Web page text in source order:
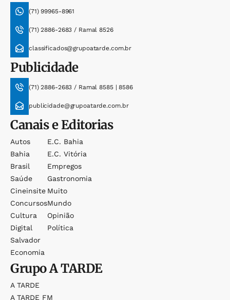
(71) 99965-8961
(71) 2886-2683 / Ramal 8526
classificados@grupoatarde.com.br
Publicidade
(71) 2886-2683 / Ramal 8585 | 8586
publicidade@grupoatarde.com.br
Canais e Editorias
Autos
Bahia
Brasil
Saúde
Cineinsite
Concursos
Cultura
Digital
Salvador
Economia
E.c. Bahia
E.c. Vitória
Empregos
Gastronomia
Muito
Mundo
Opinião
Política
GrupoA TARDE
A TARDE
A TARDE FM